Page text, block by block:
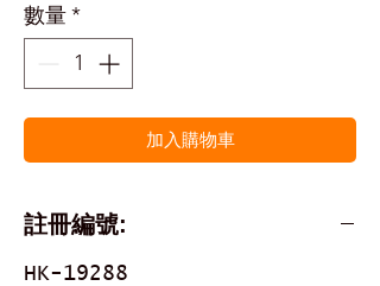
數量*
加入購物車
註冊編號:
HK-19288